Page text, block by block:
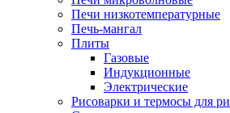
Печи низкотемпературные
Печь-мангал
Плиты
Газовые
Индукционные
Электрические
Рисоварки и термосы для